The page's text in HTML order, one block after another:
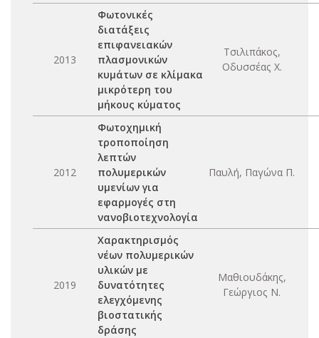
2013
Φωτονικές
διατάξεις
επιφανειακών
πλασμονικών
κυμάτων σε κλίμακα
μικρότερη του
μήκους κύματος
Τσιλιπάκος,
Οδυσσέας Χ.
2012
Φωτοχημική
τροποποίηση
λεπτών
πολυμερικών
υμενίων για
εφαρμογές στη
νανοβιοτεχνολογία
Παυλή, Παγώνα Π.
2019
Χαρακτηρισμός
νέων πολυμερικών
υλικών με
δυνατότητες
ελεγχόμενης
βιοστατικής
δράσης
Μαθιουδάκης,
Γεώργιος Ν.